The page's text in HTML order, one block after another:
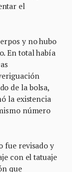
el
y no hubo
En total había
de la bolsa,
la existencia
número
fue revisado y
con el tatuaje
que